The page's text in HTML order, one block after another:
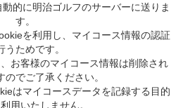
的に明治ゴルフのサーバーに送りま
す。
を利用し、マイコース情報の認証
うためです。
お客様のマイコース情報は削除され
のでご了承ください。
はマイコースデータを記録する目的
用いたしません。